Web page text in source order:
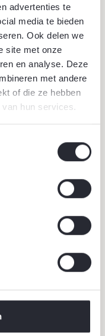
advertenties te
media te bieden
Ook delen we
site met onze
en analyse. Deze
met andere
of die ze hebben
hun services.